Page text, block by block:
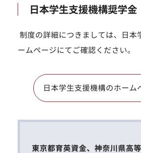
日本学生支援機構奨学金
制度の詳細につきましては、日本
ームページにてご確認ください。
日本学生支援機構のホーム
東京都育英資金、神奈川県高